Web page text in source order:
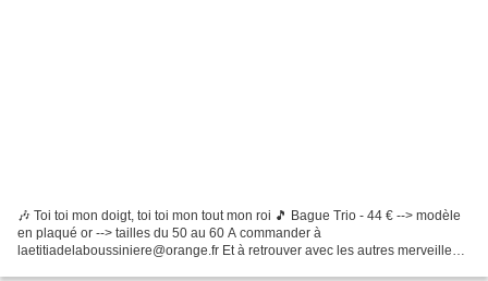
🎶 Toi toi mon doigt, toi toi mon tout mon roi 🎵 Bague Trio - 44 € --> modèle
en plaqué or --> tailles du 50 au 60 A commander à
laetitiadelaboussiniere@orange.fr Et à retrouver avec les autres merveilles